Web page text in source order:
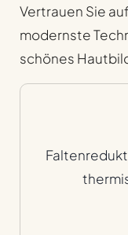
Vertrauen Sie
modernste
schönes